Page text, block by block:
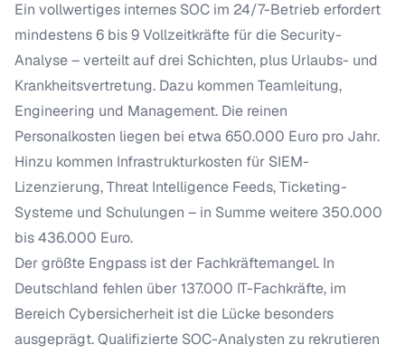
Ein vollwertiges internes SOC im 24/7-Betrieb erfordert
mindestens 6 bis 9 Vollzeitkräfte für die Security-
Analyse – verteilt auf drei Schichten, plus Urlaubs- und
Krankheitsvertretung. Dazu kommen Teamleitung,
Engineering und Management. Die reinen
Personalkosten liegen bei etwa 650.000 Euro pro Jahr.
Hinzu kommen Infrastrukturkosten für SIEM-
Lizenzierung, Threat Intelligence Feeds, Ticketing-
Systeme und Schulungen – in Summe weitere 350.000
bis 436.000 Euro.
Der größte Engpass ist der Fachkräftemangel. In
Deutschland fehlen über 137.000 IT-Fachkräfte, im
Bereich Cybersicherheit ist die Lücke besonders
ausgeprägt. Qualifizierte SOC-Analysten zu rekrutieren